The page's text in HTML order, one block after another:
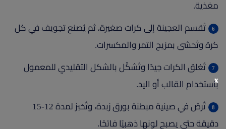
مغذية.
تُقسم العجينة إلى كرات صغيرة، ثم يُصنع تجويف في كل
كرة وتُحشى بمزيج التمر والمكسرات.
تُغلق الكرات جيدًا وتُشكّل بالشكل التقليدي للمعمول
باستخدام القالب أو اليد.
تُرصّ في صينية مبطنة بورق زبدة، وتُخبز لمدة 12-15
دقيقة حتى يصبح لونها ذهبيًا فاتحًا.
x